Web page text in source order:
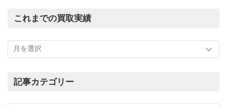
これまでの買取実績
ま
の記事カテゴリー